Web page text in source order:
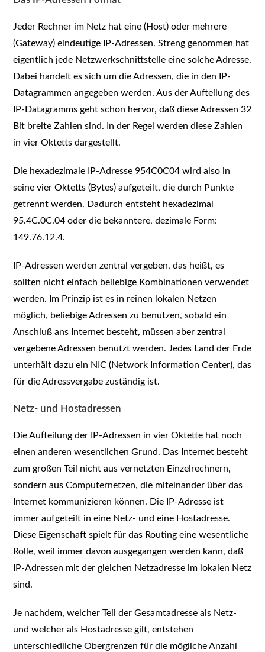
Jeder Rechner im Netz hat eine (Host) oder mehrere
(Gateway) eindeutige IP-Adressen. Streng genommen hat
eigentlich jede Netzwerkschnittstelle eine solche Adresse.
Dabei handelt es sich um die Adressen, die in den IP-
Datagrammen angegeben werden. Aus der Aufteilung des
IP-Datagramms geht schon hervor, daß diese Adressen 32
Bit breite Zahlen sind. In der Regel werden diese Zahlen
in vier Oktetts dargestellt.
Die hexadezimale IP-Adresse 954C0C04 wird also in
seine vier Oktetts (Bytes) aufgeteilt, die durch Punkte
getrennt werden. Dadurch entsteht hexadezimal
95.4C.0C.04 oder die bekanntere, dezimale Form:
149.76.12.4.
IP-Adressen werden zentral vergeben, das heißt, es
sollten nicht einfach beliebige Kombinationen verwendet
werden. Im Prinzip ist es in reinen lokalen Netzen
möglich, beliebige Adressen zu benutzen, sobald ein
Anschluß ans Internet besteht, müssen aber zentral
vergebene Adressen benutzt werden. Jedes Land der Erde
unterhält dazu ein NIC (Network Information Center), das
für die Adressvergabe zuständig ist.
Netz- und Hostadressen
Die Aufteilung der IP-Adressen in vier Oktette hat noch
einen anderen wesentlichen Grund. Das Internet besteht
zum großen Teil nicht aus vernetzten Einzelrechnern,
sondern aus Computernetzen, die miteinander über das
Internet kommunizieren können. Die IP-Adresse ist
immer aufgeteilt in eine Netz- und eine Hostadresse.
Diese Eigenschaft spielt für das Routing eine wesentliche
Rolle, weil immer davon ausgegangen werden kann, daß
IP-Adressen mit der gleichen Netzadresse im lokalen Netz
sind.
Je nachdem, welcher Teil der Gesamtadresse als Netz-
und welcher als Hostadresse gilt, entstehen
unterschiedliche Obergrenzen für die mögliche Anzahl